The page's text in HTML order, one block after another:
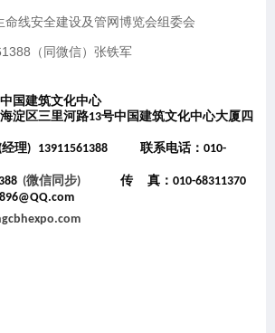
命线安全建设及管网博览会组委会
（同微信） 张铁军
中国建筑文化中心
淀区三里河路13号中国建筑文化中心大厦四
经理) 13911561388 联系电话： 010-
(微信同步) 传 真： 010-68311370